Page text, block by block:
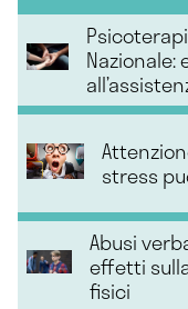
stress
Abusi
effetti
fisici